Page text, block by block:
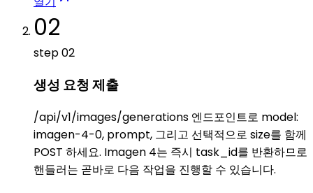
02
step02
생성 요청 제출
/api/v1/images/generations 엔드포인트로 model:
imagen-4-0, prompt, 그리고 선택적으로 size를 함께
POST 하세요. Imagen 4는 즉시 task_id를 반환하므로
핸들러는 곧바로 다음 작업을 진행할 수 있습니다.